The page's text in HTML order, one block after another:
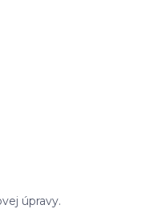
úpravy.